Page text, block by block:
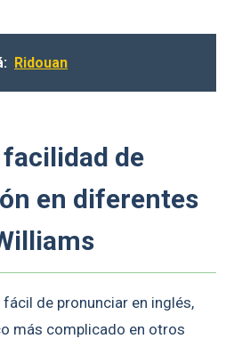
Ridouan
de
en diferentes
de pronunciar en inglés,
más complicado en otros